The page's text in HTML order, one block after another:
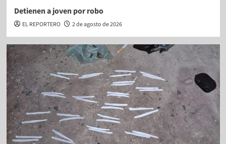
Detienen a joven por robo
EL REPORTERO 2 de agosto de 2026